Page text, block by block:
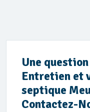
Une
Entretien et
septique
Contactez-